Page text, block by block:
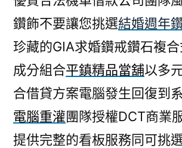
鑽飾不要讓您挑選結婚週年
珍藏的GIA求婚鑽戒鑽石複
成分組合平鎮精品當舖以多
合借貸方案電腦發生回復到
電腦重灌團隊授權DCT商業
提供完整的看板服務同可挑